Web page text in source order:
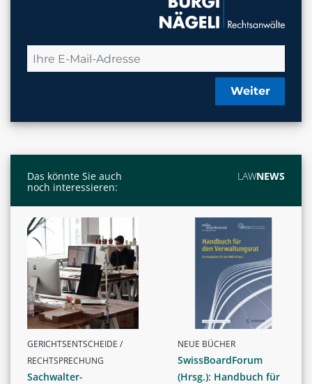
Weiter
Das könnte Sie auch
noch interessieren:
LAWNEWS
GERICHTSENTSCHEIDE /
RECHTSPRECHUNG
Sachwalter-
NEUE BÜCHER
SwissBoardForum
(Hrsg.): Handbuch für